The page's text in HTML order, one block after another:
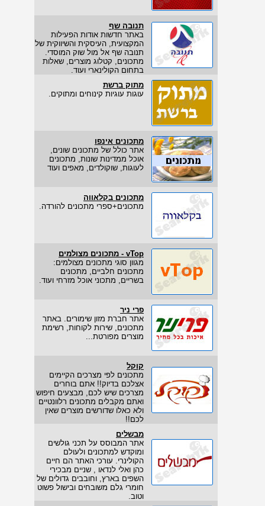
תנובה שף
באתר חדשות אודות הפעילות
המקצועית, העיסקית והשיווקית של
תנובה שף אל מול שוק המוסדי.
מתכונים, קטלוג מוצרים, שאלות
בתחום הקולינארי ועוד.
מתוק ברשת
עוגות עוגיות קינוחים ומתוקים.
מתכונים אינפו
אתר כולל של מתכונים שונים,
אוכל ממדינות שונות, מתכונים
לעוגות, שוקולדים, מאפים ועוד
מתכונים בקלאווה
מתכונים+ספרי מתכונים להורדה.
vTop - מתכונים מצולמים
מגוון סוגי מתכונים מצולמים:
מתכונים חלביים, מתכונים
בשריים, מתכוני אוכל מזרחי ועוד.
פרי ניר
אתר חברת מזון שימורים. באתר
מתכונים, שירות לקוחות, רשימת
מוצרים מפורטת...
קוקל
מתכונים לפי מצרכים הקיימים
אצלכם בדיוק!! אתם בוחרים
מצרכים שיש לכם, מבצעים חיפוש
ואתם מקבלים מתכונים רלוונטיים
ולא כאלו שדורשים מוצרים שאין
לכם!!
מבשלים
אתר המבוסס על תכני גולשים
ומוקדש למתכונים ולעולם
הקולינרי. עורכי האתר הם חיים
כהן ואלי לנדאו , שניים מבכירי
השפים בארץ, וחובבים גדולים של
חומרי גלם משובחים ובישול פשוט
וטוב.